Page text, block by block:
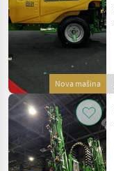
Nova mašina